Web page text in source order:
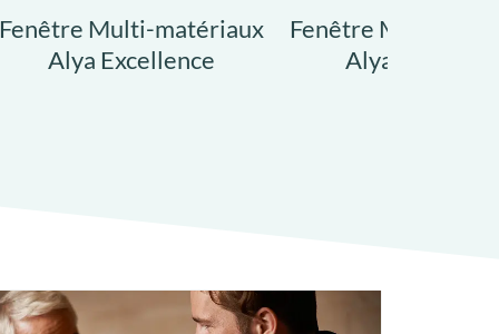
Fenêtre Multi-matériaux
Alya Excellence
Fenêtre Multi-
Alya Exclusive